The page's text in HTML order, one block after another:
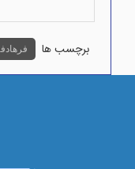
برچسب ها فرهاد